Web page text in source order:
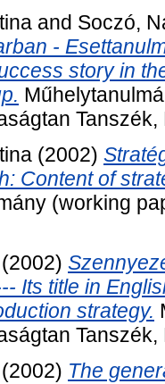
and Soczó,
-
story in
Tanszék,
(2002)
Content of
(working
(2002)
Its title in
strategy.
Tanszék,
(2002) The